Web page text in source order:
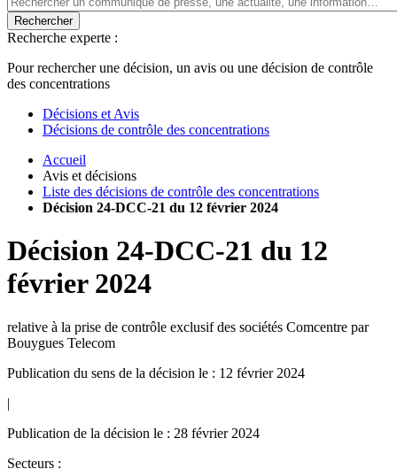
Rechercher
Recherche experte :
Pour rechercher une décision, un avis ou une décision de contrôle
des concentrations
Décisions et Avis
Décisions de contrôle des concentrations
Accueil
Avis et décisions
Liste des décisions de contrôle des concentrations
Décision 24-DCC-21 du 12 février 2024
Décision 24-DCC-21 du 12
février 2024
relative à la prise de contrôle exclusif des sociétés Comcentre par
Bouygues Telecom
Publication du sens de la décision le : 12 février 2024
|
Publication de la décision le : 28 février 2024
Secteurs :